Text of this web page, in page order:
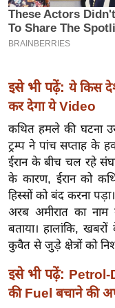
बे
मि
सा
श
ख्सि
य
त
यं
ग
इं
डि
या
सा
हि
त्य
इसे भी पढ़ें: ये किस
कर देगा ये Video
कथित हमले की घटना
ट्रम्प ने पांच सप्ताह के
ईरान के बीच चल रहे
के कारण, ईरान को
हिस्सों को बंद करना
अरब अमीरात का नाम
बताया। हालांकि,
कुवैत से जुड़े क्षेत्रों को
इसे भी पढ़ें: Petrol-
की Fuel बचाने की